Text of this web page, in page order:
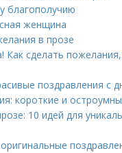
благополучию
женщина
в прозе
сделать
поздравления с
короткие и
10 идей для